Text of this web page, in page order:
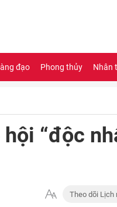
đạo Phong thủy Nhân
“độc
Theo dõi Lịch